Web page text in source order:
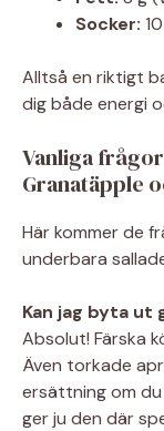
Socker:
Alltså en riktigt
dig både energi
Vanliga
Granatäpple
Här kommer de
underbara
Kan jag byta
Absolut! Färska
Även torkade
ersättning om
ger ju den där